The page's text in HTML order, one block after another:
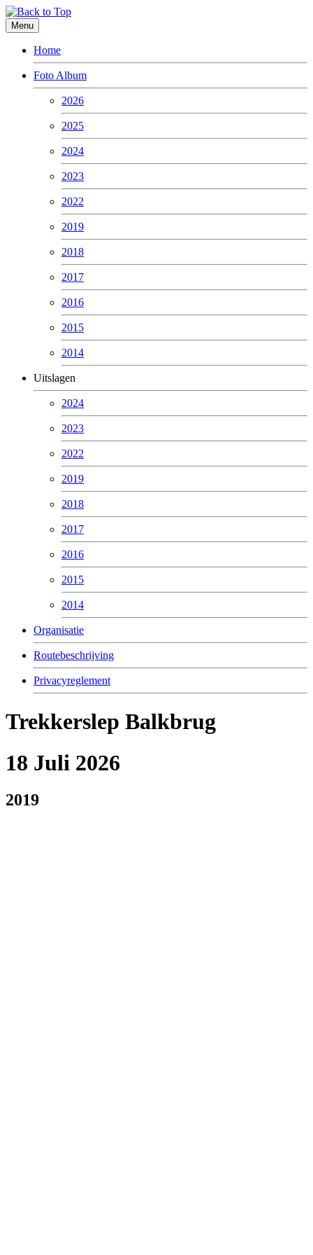
Menu
Home
Foto Album
2026
2025
2024
2023
2022
2019
2018
2017
2016
2015
2014
Uitslagen
2024
2023
2022
2019
2018
2017
2016
2015
2014
Organisatie
Routebeschrijving
Privacyreglement
Trekkerslep Balkbrug
18 Juli 2026
2019